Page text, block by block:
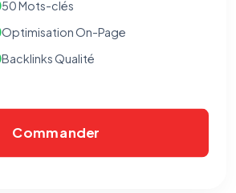
50 Mots-clés
Optimisation On-Page
Backlinks Qualité
Commander